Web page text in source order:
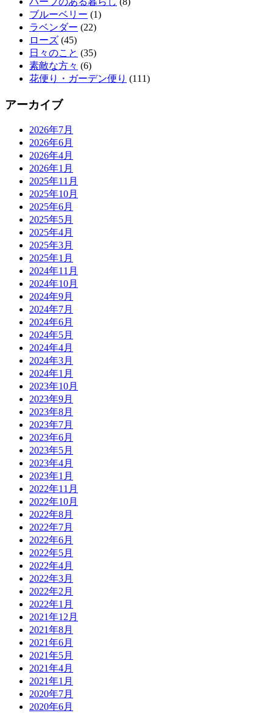
ブルーベリー (1)
ラベンダー (22)
ローズ (45)
日々のこと (35)
素敵な方々 (6)
花便り・ガーデン便り (111)
アーカイブ
2026年7月
2026年6月
2026年4月
2026年1月
2025年11月
2025年10月
2025年6月
2025年5月
2025年4月
2025年3月
2025年1月
2024年11月
2024年10月
2024年9月
2024年7月
2024年6月
2024年5月
2024年4月
2024年3月
2024年1月
2023年10月
2023年9月
2023年8月
2023年7月
2023年6月
2023年5月
2023年4月
2023年1月
2022年11月
2022年10月
2022年8月
2022年7月
2022年6月
2022年5月
2022年4月
2022年3月
2022年2月
2022年1月
2021年12月
2021年8月
2021年6月
2021年5月
2021年4月
2021年1月
2020年7月
2020年6月